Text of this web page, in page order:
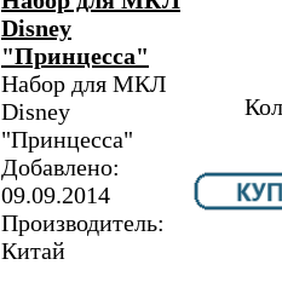
Disney
"Принцесса"
Набор для МКЛ
Disney
"Принцесса"
Добавлено:
09.09.2014
Производитель:
Китай